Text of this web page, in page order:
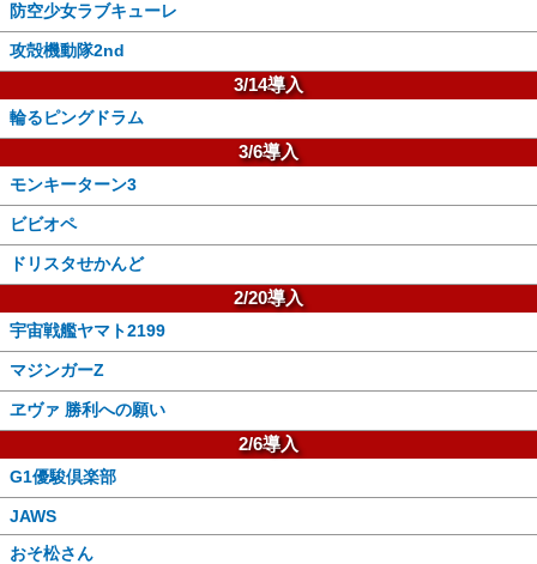
防空少女ラブキューレ
攻殻機動隊2nd
3/14導入
輪るピングドラム
3/6導入
モンキーターン3
ビビオペ
ドリスタせかんど
2/20導入
宇宙戦艦ヤマト2199
マジンガーZ
ヱヴァ 勝利への願い
2/6導入
G1優駿倶楽部
JAWS
おそ松さん